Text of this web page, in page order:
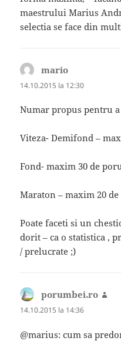
maestrului Marius
selectia se face din
mario
14.10.2015 la 12:30
Numar propus pentru
Viteza- Demifond –
Fond- maxim 30 de
Maraton – maxim 20
Poate faceti si un
dorit – ca o statistica ,
/ prelucrate ;)
porumbei.ro
14.10.2015 la 14:36
@marius: cum sa